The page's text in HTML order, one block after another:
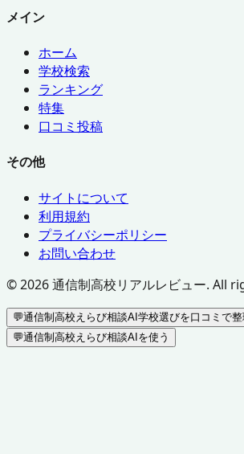
メイン
ホーム
学校検索
ランキング
特集
口コミ投稿
その他
サイトについて
利用規約
プライバシーポリシー
お問い合わせ
©2026通信制高校リアルレビュー. All
💬通信制高校えらび相談AI学校選びを口コミで整
💬通信制高校えらび相談AIを使う